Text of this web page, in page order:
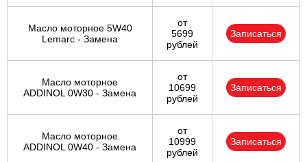
Масло моторное 5W40
Lemarc - Замена
от
5699
рублей
Записаться
Масло моторное
ADDINOL 0W30 - Замена
от
10699
рублей
Записаться
Масло моторное
ADDINOL 0W40 - Замена
от
10999
рублей
Записаться